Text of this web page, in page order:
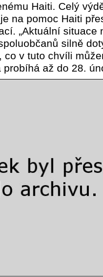
Haiti. Celý
na pomoc Haiti
„Aktuální situace
silně
v tuto chvíli
probíhá až do 28.
jak pro pravidelné